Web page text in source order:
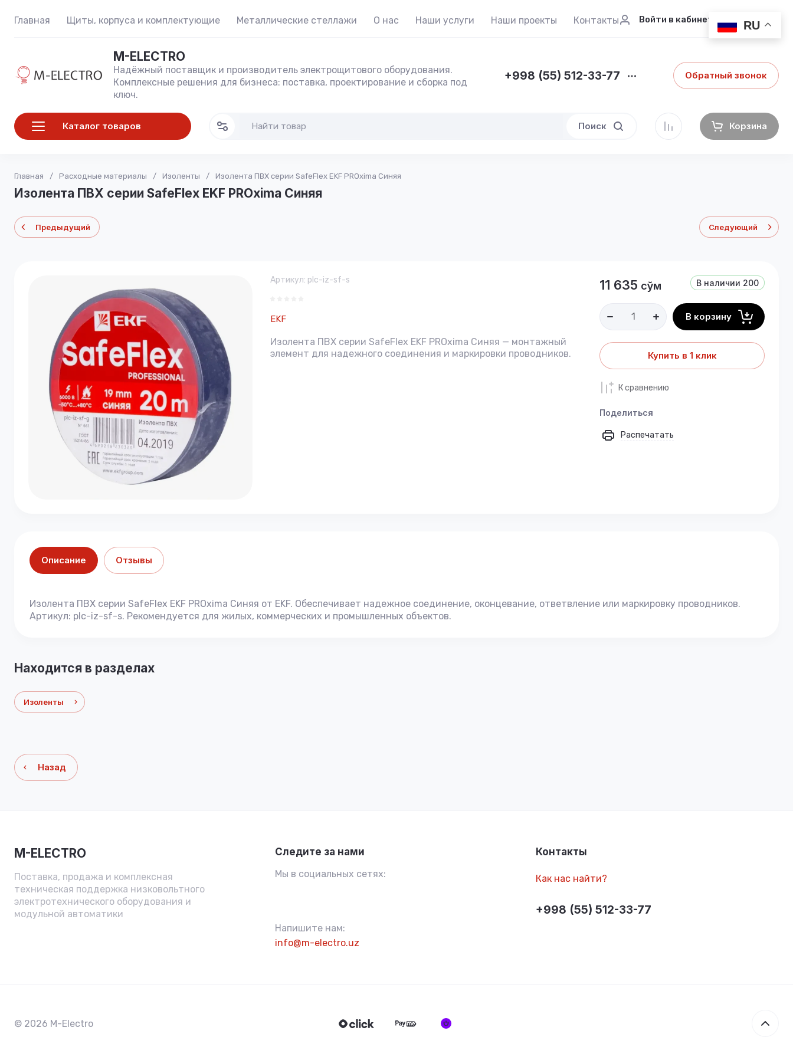
RU
Главная Щиты, корпуса и комплектующие Металлические стеллажи О нас Наши услуги Наши проекты Контакты Войти в кабинет
M-ELECTRO
Надёжный поставщик и производитель электрощитового оборудования.
Комплексные решения для бизнеса: поставка, проектирование и сборка под
ключ.
+998 (55) 512-33-77 Обратный звонок
Каталог товаров Поиск Корзина
Главная / Расходные материалы / Изоленты / Изолента ПВХ серии SafeFlex EKF PROxima Синяя
Изолента ПВХ серии SafeFlex EKF PROxima Синяя
Предыдущий Следующий
Артикул: plc-iz-sf-s
EKF
Изолента ПВХ серии SafeFlex EKF PROxima Синяя — монтажный
элемент для надежного соединения и маркировки проводников.
В наличии 200
11 635 сўм
В корзину
Купить в 1 клик
К сравнению
Поделиться
Распечатать
Описание Отзывы
Изолента ПВХ серии SafeFlex EKF PROxima Синяя от EKF. Обеспечивает надежное соединение, оконцевание, ответвление или маркировку проводников.
Артикул: plc-iz-sf-s. Рекомендуется для жилых, коммерческих и промышленных объектов.
Находится в разделах
Изоленты
Назад
M-ELECTRO
Поставка, продажа и комплексная
техническая поддержка низковольтного
электротехнического оборудования и
модульной автоматики
Следите за нами
Мы в социальных сетях:
Напишите нам:
info@m-electro.uz
Контакты
Как нас найти?
+998 (55) 512-33-77
© 2026 M-Electro